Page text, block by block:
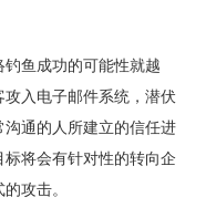
鱼成功的可能性就越
入电子邮件系统，潜伏
通的人所建立的信任进
将会有针对性的转向企
攻击。